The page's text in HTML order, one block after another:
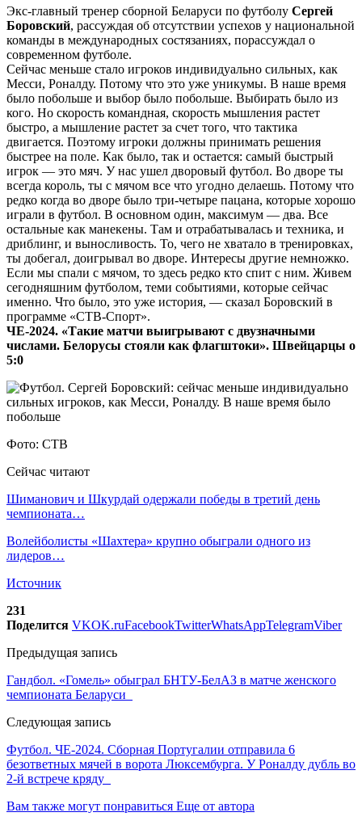
Экс-главный тренер сборной Беларуси по футболу Сергей
Боровский, рассуждая об отсутствии успехов у национальной
команды в международных состязаниях, порассуждал о
современном футболе.
Сейчас меньше стало игроков индивидуально сильных, как
Месси, Роналду. Потому что это уже уникумы. В наше время
было побольше и выбор было побольше. Выбирать было из
кого. Но скорость командная, скорость мышления растет
быстро, а мышление растет за счет того, что тактика
двигается. Поэтому игроки должны принимать решения
быстрее на поле. Как было, так и остается: самый быстрый
игрок — это мяч. У нас ушел дворовый футбол. Во дворе ты
всегда король, ты с мячом все что угодно делаешь. Потому что
редко когда во дворе было три-четыре пацана, которые хорошо
играли в футбол. В основном один, максимум — два. Все
остальные как манекены. Там и отрабатывалась и техника, и
дриблинг, и выносливость. То, чего не хватало в тренировках,
ты добегал, доигрывал во дворе. Интересы другие немножко.
Если мы спали с мячом, то здесь редко кто спит с ним. Живем
сегодняшним футболом, теми событиями, которые сейчас
именно. Что было, это уже история, — сказал Боровский в
программе «СТВ-Спорт».
ЧЕ-2024. «Такие матчи выигрывают с двузначными
числами. Белорусы стояли как флагштоки». Швейцарцы о
5:0
Фото: СТВ
Сейчас читают
Шиманович и Шкурдай одержали победы в третий день
чемпионата…
Волейболисты «Шахтера» крупно обыграли одного из
лидеров…
Источник
231
Поделится VKOK.ruFacebookTwitterWhatsAppTelegramViber
Предыдущая запись
Гандбол. «Гомель» обыграл БНТУ-БелАЗ в матче женского
чемпионата Беларуси
Следующая запись
Футбол. ЧЕ-2024. Сборная Португалии отправила 6
безответных мячей в ворота Люксембурга. У Роналду дубль во
2-й встрече кряду
Вам также могут понравиться Еще от автора